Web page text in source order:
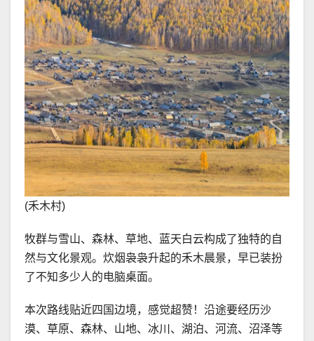
(禾木村)
牧群与雪山、森林、草地、蓝天白云构成了独特的自
然与文化景观。炊烟袅袅升起的禾木晨景，早已装扮
了不知多少人的电脑桌面。
本次路线贴近四国边境，感觉超赞！沿途要经历沙
漠、草原、森林、山地、冰川、湖泊、河流、沼泽等